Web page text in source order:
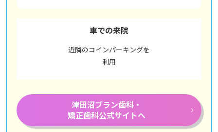
車での来院
近隣のコインパーキングを
利用
津田沼ブラン歯科・
矯正歯科公式サイトへ